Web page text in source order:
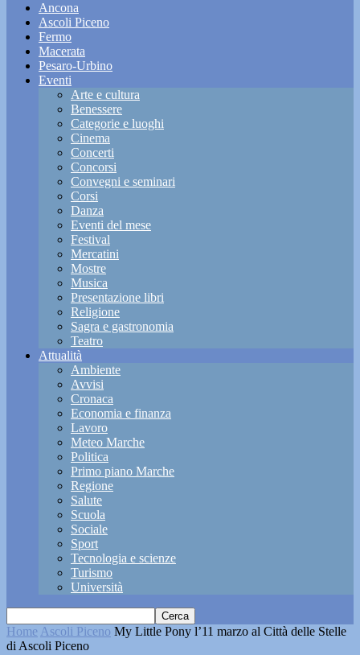
Ancona
Ascoli Piceno
Fermo
Macerata
Pesaro-Urbino
Eventi
Arte e cultura
Benessere
Categorie e luoghi
Cinema
Concerti
Concorsi
Convegni e seminari
Corsi
Danza
Eventi del mese
Festival
Mercatini
Mostre
Musica
Presentazione libri
Religione
Sagra e gastronomia
Teatro
Attualità
Ambiente
Avvisi
Cronaca
Economia e finanza
Lavoro
Meteo Marche
Politica
Primo piano Marche
Regione
Salute
Scuola
Sociale
Sport
Tecnologia e scienze
Turismo
Università
Home Ascoli Piceno My Little Pony l’11 marzo al Città delle Stelle
di Ascoli Piceno